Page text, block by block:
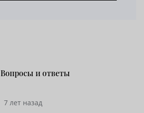
Вопросы и ответы
7 лет назад